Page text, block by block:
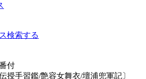
検索する
付
授手習鑑/艶容女舞衣/壇浦兜軍記〕